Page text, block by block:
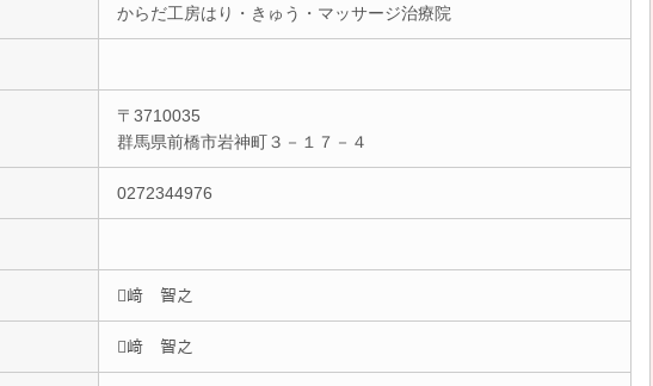
からだ工房はり・きゅう・マッサージ治療院
〒3710035
群馬県前橋市岩神町３－１７－４
0272344976
﨑 智之
﨑 智之